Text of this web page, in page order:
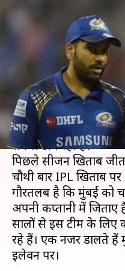
IPL: मुंबई
बेस्ट प्लेइंग
मिली जगह
Neeraj Pandey Apr 27,
क्या है खबर?
इंडियन प्रीमियर लीग
सफल टीम रही है।
पिछले सीजन खिताब
चौथी बार IPL खिताब
गौरतलब है कि मुंबई को
अपनी कप्तानी में जिताए
सालों से इस टीम के
रहे हैं। एक नजर डालते हैं